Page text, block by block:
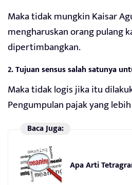
Maka tidak mungkin Kaisar
mengharuskan orang pulang
dipertimbangkan.
2. Tujuan sensus salah satunya
Maka tidak logis jika itu
Pengumpulan pajak yang
Baca Juga:
Apa Arti